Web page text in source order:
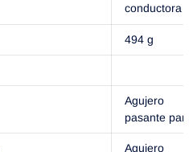
conductora
494 g
Agujero
pasante
Agujero